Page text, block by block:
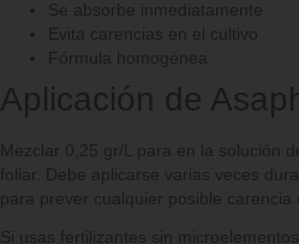
Se absorbe inmediatamente
Evita carencias en el cultivo
Fórmula homogénea
Aplicación de
Mezclar 0,25 gr/L para en la solución
foliar.
Debe aplicarse varias veces
para prever cualquier posible carencia
Si usas fertilizantes sin